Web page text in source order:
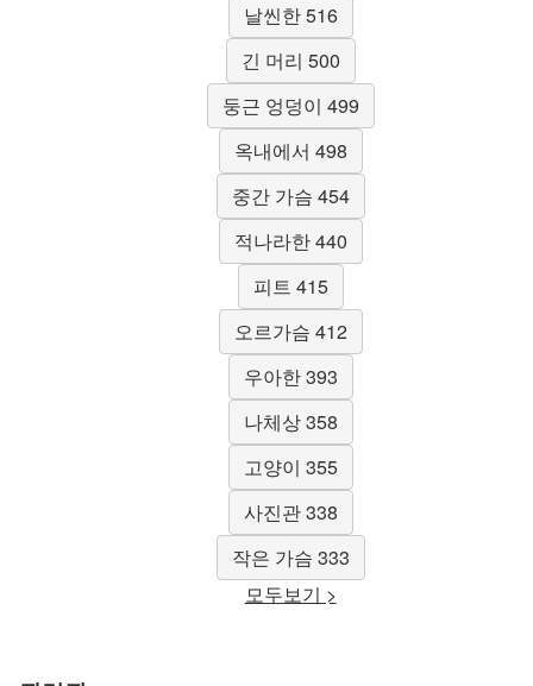
날씬한 516
긴 머리 500
둥근 엉덩이 499
옥내에서 498
중간 가슴 454
적나라한 440
피트 415
오르가슴 412
우아한 393
나체상 358
고양이 355
사진관 338
작은 가슴 333
모두보기 >